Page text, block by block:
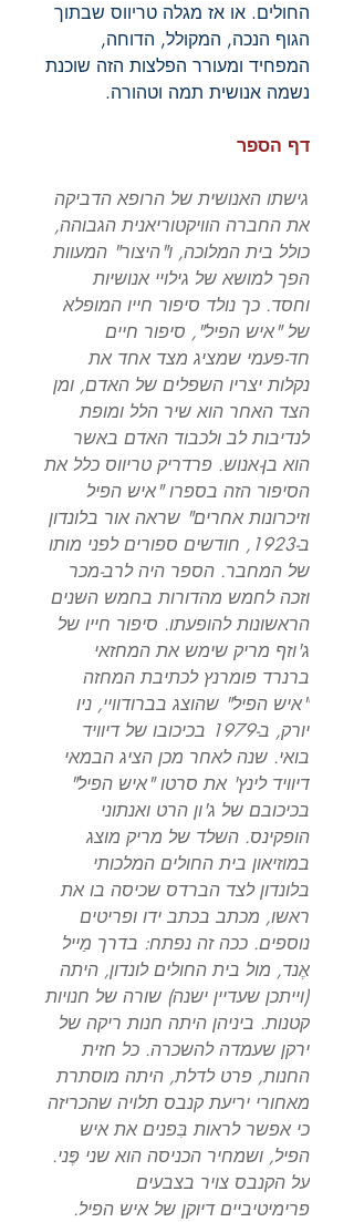
החולים. או אז מגלה טריווס שבתוך
הגוף הנכה, המקולל, הדוחה,
המפחיד ומעורר הפלצות הזה שוכנת
נשמה אנושית תמה וטהורה.
דף הספר
גישתו האנושית של הרופא הדביקה
את החברה הוויקטוריאנית הגבוהה,
כולל בית המלוכה, ו"היצור" המעוות
הפך למושא של גילויי אנושיות
וחסד. כך נולד סיפור חייו המופלא
של "איש הפיל", סיפור חיים
חד-פעמי שמציג מצד אחד את
נקלות יצריו השפלים של האדם, ומן
הצד האחר הוא שיר הלל ומופת
לנדיבות לב ולכבוד האדם באשר
הוא בן-אנוש. פרדריק טריווס כלל את
הסיפור הזה בספרו "איש הפיל
וזיכרונות אחרים" שראה אור בלונדון
ב-1923, חודשים ספורים לפני מותו
של המחבר. הספר היה לרב-מכר
וזכה לחמש מהדורות בחמש השנים
הראשונות להופעתו. סיפור חייו של
ג'וזף מריק שימש את המחזאי
ברנרד פומרנץ לכתיבת המחזה
"איש הפיל" שהוצג בברודוויי, ניו
יורק, ב-1979 בכיכובו של דיוויד
בואי. שנה לאחר מכן הציג הבמאי
דיוויד לינץ' את סרטו "איש הפיל"
בכיכובם של ג'ון הרט ואנתוני
הופקינס. השלד של מריק מוצג
במוזיאון בית החולים המלכותי
בלונדון לצד הברדס שכיסה בו את
ראשו, מכתב בכתב ידו ופריטים
נוספים. ככה זה נפתח: בדרך מַייל
אֶנד, מול בית החולים לונדון, היתה
(וייתכן שעדיין ישנה) שורה של חנויות
קטנות. ביניהן היתה חנות ריקה של
ירקן שעמדה להשכרה. כל חזית
החנות, פרט לדלת, היתה מוסתרת
מאחורי יריעת קנבס תלויה שהכריזה
כי אפשר לראות בִּפנים את איש
הפיל, ושמחיר הכניסה הוא שני פֶּני.
על הקנבס צויר בצבעים
פרימיטיביים דיוקן של איש הפיל.